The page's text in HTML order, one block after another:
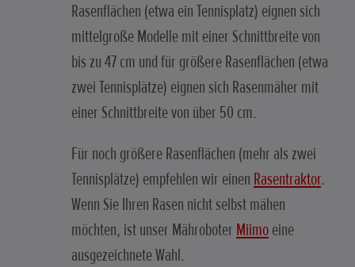
Rasenflächen (etwa ein Tennisplatz) eignen sich
mittelgroße Modelle mit einer Schnittbreite von
bis zu 47 cm und für größere Rasenflächen (etwa
zwei Tennisplätze) eignen sich Rasenmäher mit
einer Schnittbreite von über 50 cm.
Für noch größere Rasenflächen (mehr als zwei
Tennisplätze) empfehlen wir einen Rasentraktor.
Wenn Sie Ihren Rasen nicht selbst mähen
möchten, ist unser Mähroboter Miimoeine
ausgezeichnete Wahl.